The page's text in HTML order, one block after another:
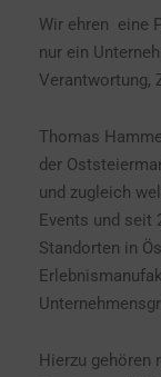
Wir ehren eine
nur ein
Verantwortung,
Thomas
der
und zugleich
Events und seit
Standorten in
Hierzu gehören